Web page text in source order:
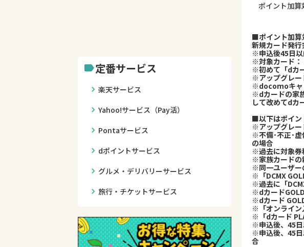
label定番サービス
chevron_right 楽天サービス
chevron_right Yahoo!サービス（Pay活）
chevron_right Pontaサービス
chevron_right dポイントサービス
chevron_right グルメ・デリバリーサービス
chevron_right 旅行・チケットサービス
ポイント加算
■ポイント加算
新規カード発
※申込後45日以
※対象カード：
※初めて「dカ
※アップグレー
※docomoキャ
※dカードの家
して改めてdカ
■以下はポイン
※アップグレー
※不備･不正･虚
の場合
※過去に対象券
※家族カードの
※同一ユーザー
※「DCMX
※過去に「
※dカード
※dカード
※「オンライン
※「dカード
※申込後、45日
※申込後、45日
合